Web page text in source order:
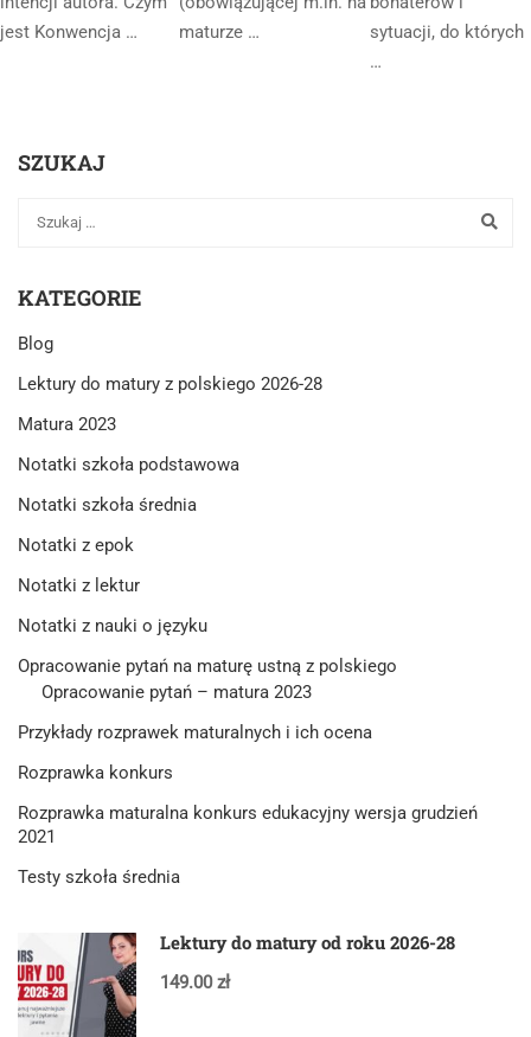
jest Konwencja …
maturze …
sytuacji, do których
…
SZUKAJ
KATEGORIE
Blog
Lektury do matury z polskiego 2026-28
Matura 2023
Notatki szkoła podstawowa
Notatki szkoła średnia
Notatki z epok
Notatki z lektur
Notatki z nauki o języku
Opracowanie pytań na maturę ustną z polskiego
Opracowanie pytań – matura 2023
Przykłady rozprawek maturalnych i ich ocena
Rozprawka konkurs
Rozprawka maturalna konkurs edukacyjny wersja grudzień
2021
Testy szkoła średnia
Lektury do matury od roku 2026-28
149.00 zł